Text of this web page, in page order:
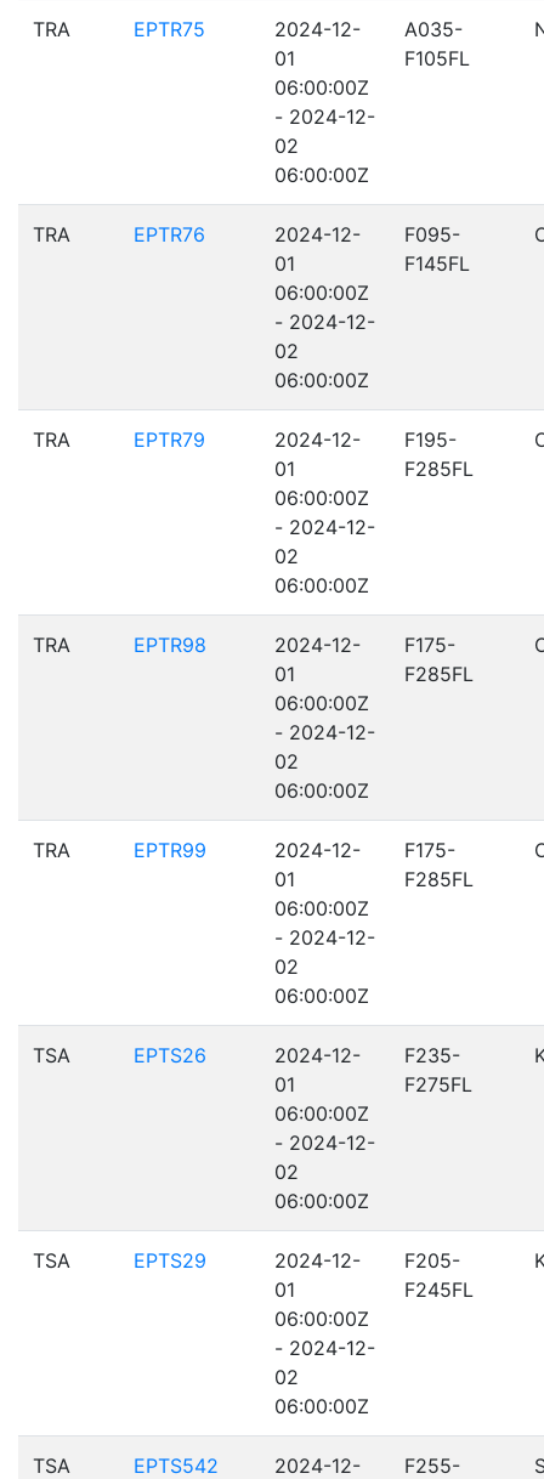
TRA EPTR75
2024-12-
01
06:00:00Z
- 2024-12-
02
06:00:00Z
A035-
F105FL
TRA EPTR76
2024-12-
01
06:00:00Z
- 2024-12-
02
06:00:00Z
F095-
F145FL
TRA EPTR79
2024-12-
01
06:00:00Z
- 2024-12-
02
06:00:00Z
F195-
F285FL
TRA EPTR98
2024-12-
01
06:00:00Z
- 2024-12-
02
06:00:00Z
F175-
F285FL
TRA EPTR99
2024-12-
01
06:00:00Z
- 2024-12-
02
06:00:00Z
F175-
F285FL
TSA EPTS26
2024-12-
01
06:00:00Z
- 2024-12-
02
06:00:00Z
F235-
F275FL
TSA EPTS29
2024-12-
01
06:00:00Z
- 2024-12-
02
06:00:00Z
F205-
F245FL
TSA EPTS542
2024-12-
F255-